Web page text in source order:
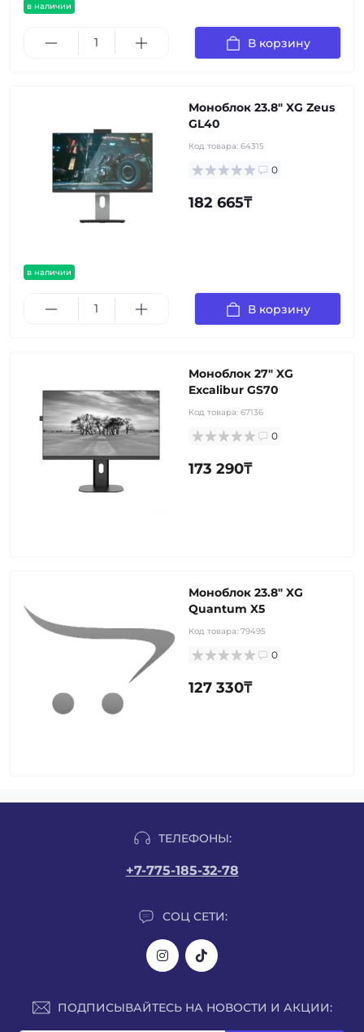
в наличии
В корзину
в наличии
Моноблок 23.8" XG Zeus
GL40
Код товара: 64315
0
182 665₸
В корзину
Моноблок 27" XG
Excalibur GS70
Код товара: 67136
0
173 290₸
Моноблок 23.8" XG
Quantum X5
Код товара: 79495
0
127 330₸
ТЕЛЕФОНЫ:
+7-775-185-32-78
СОЦ СЕТИ:
ПОДПИСЫВАЙТЕСЬ НА НОВОСТИ И АКЦИИ: